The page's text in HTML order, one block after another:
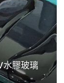
水膠玻璃